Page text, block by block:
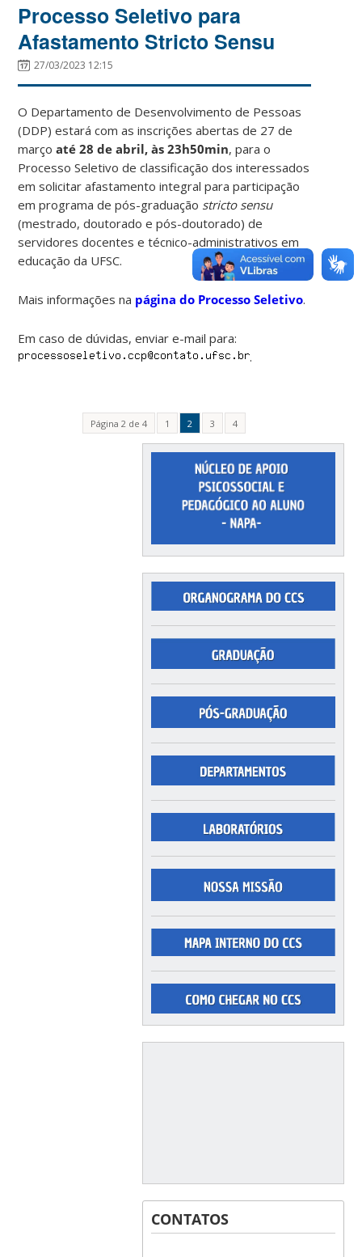
Processo Seletivo para
Afastamento Stricto Sensu
27/03/2023 12:15
O Departamento de Desenvolvimento de Pessoas
(DDP) estará com as inscrições abertas de 27 de
marçoaté 28 de abril, às 23h50min, para o
Processo Seletivo de classificação dos interessados
em solicitar afastamento integral para participação
em programa de pós-graduação stricto sensu
(mestrado, doutorado e pós-doutorado) de
servidores docentes e técnico-administrativos em
educação da UFSC.
Mais informações na página do Processo Seletivo.
Em caso de dúvidas, enviar e-mail para:
.
Página 2 de 4 1 2 3 4
CONTATOS